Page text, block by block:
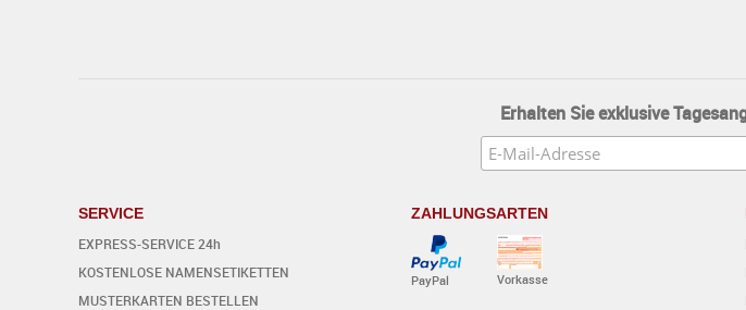
Erhalten Sie exklusive
SERVICE
EXPRESS-SERVICE 24h
KOSTENLOSE NAMENSETIKETTEN
MUSTERKARTEN BESTELLEN
ZAHLUNGSARTEN
PayPal Vorkasse